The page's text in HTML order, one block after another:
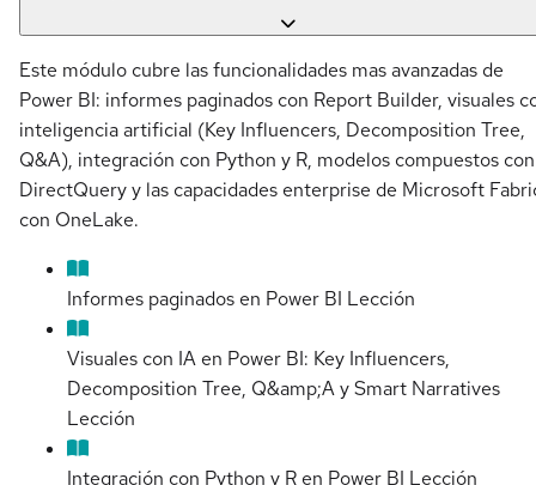
Este módulo cubre las funcionalidades mas avanzadas de
Power BI: informes paginados con Report Builder, visuales
inteligencia artificial (Key Influencers, Decomposition Tree,
Q&A), integración con Python y R, modelos compuestos con
DirectQuery y las capacidades enterprise de Microsoft
con OneLake.
Informes paginados en Power BI Lección
Visuales con IA en Power BI: Key Influencers,
Decomposition Tree, Q&amp;A y Smart Narratives
Lección
Integración con Python y R en Power BI Lección